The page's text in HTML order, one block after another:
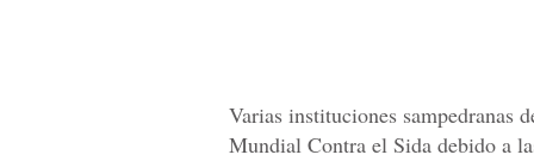
Varias instituciones sampedranas
Mundial Contra el Sida debido a